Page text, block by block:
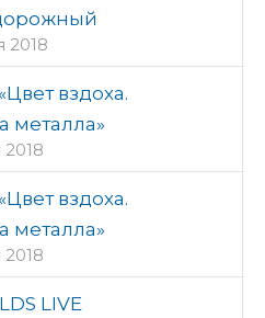
2018
вздоха.
металла»
вздоха.
металла»
LIVE